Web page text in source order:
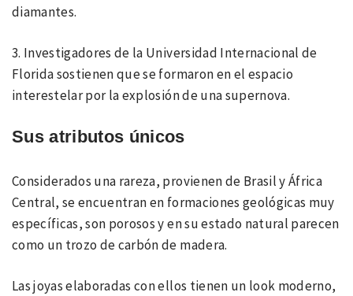
diamantes.
3. Investigadores de la Universidad Internacional de
Florida sostienen que se formaron en el espacio
interestelar por la explosión de una supernova.
Sus atributos únicos
Considerados una rareza, provienen de Brasil y África
Central, se encuentran en formaciones geológicas muy
específicas, son porosos y en su estado natural parecen
como un trozo de carbón de madera.
Las joyas elaboradas con ellos tienen un look moderno,